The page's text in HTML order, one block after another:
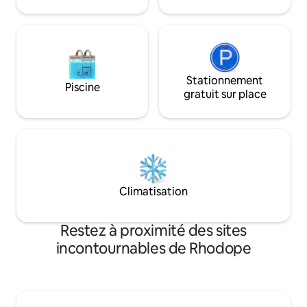
L'appartement a été rénové en 2021.
Piscine
Stationnement
gratuit sur place
Climatisation
Restez à proximité des sites
incontournables de Rhodope